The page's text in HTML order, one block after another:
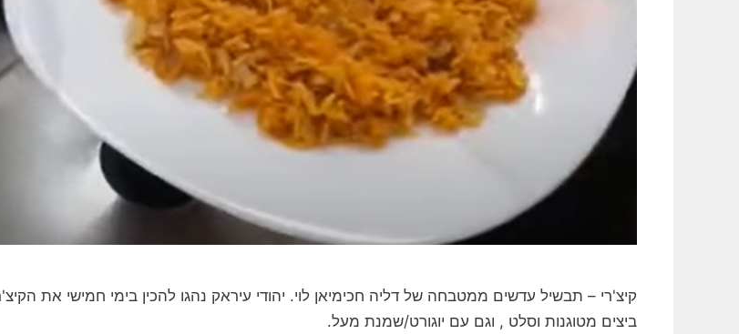
קיצ'רי – תבשיל עדשים ממטבחה של דליה חכימיאן לוי. יהודי עיראק נהגו להכין בימי חמישי את
ביצים מטוגנות וסלט , וגם עם יוגורט/שמנת מעל.